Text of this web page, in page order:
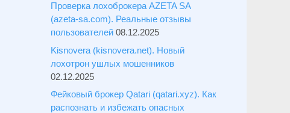
Проверка лохоброкера AZETA SA
(azeta-sa.com). Реальные отзывы
пользователей 08.12.2025
Kisnovera (kisnovera.net). Новый
лохотрон ушлых мошенников
02.12.2025
Фейковый брокер Qatari (qatari.xyz). Как
распознать и избежать опасных